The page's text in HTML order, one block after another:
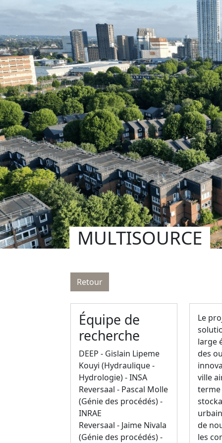
MULTISOURCE
Retour
Équipe de
recherche
DEEP - Gislain Lipeme
Kouyi (Hydraulique -
Hydrologie) - INSA
Reversaal - Pascal Molle
(Génie des procédés) -
INRAE
Reversaal - Jaime Nivala
(Génie des procédés) -
Le
large
des
ville
de
les